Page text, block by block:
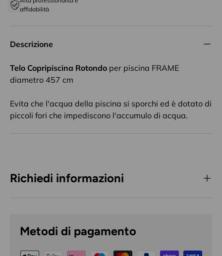
affidabilità
Descrizione
Telo Copripiscina Rotondo per piscina FRAME
diametro 457 cm
Evita che l'acqua della piscina si sporchi ed è dotato di
piccoli fori che impediscono l'accumulo di acqua.
Richiedi informazioni
Metodi di pagamento